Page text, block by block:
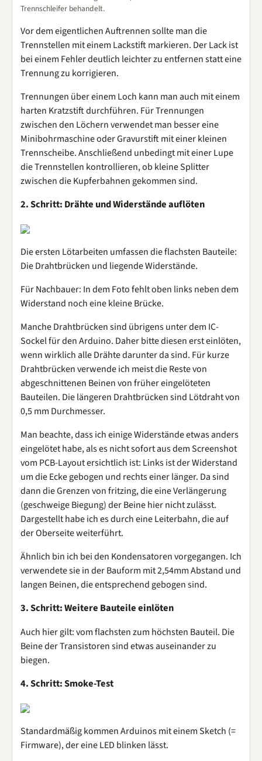
Trennschleifer behandelt.
Vor dem eigentlichen Auftrennen sollte man die
Trennstellen mit einem Lackstift markieren. Der Lack ist
bei einem Fehler deutlich leichter zu entfernen statt eine
Trennung zu korrigieren.
Trennungen über einem Loch kann man auch mit einem
harten Kratzstift durchführen. Für Trennungen
zwischen den Löchern verwendet man besser eine
Minibohrmaschine oder Gravurstift mit einer kleinen
Trennscheibe. Anschließend unbedingt mit einer Lupe
die Trennstellen kontrollieren, ob kleine Splitter
zwischen die Kupferbahnen gekommen sind.
2. Schritt: Drähte und Widerstände auflöten
Die ersten Lötarbeiten umfassen die flachsten Bauteile:
Die Drahtbrücken und liegende Widerstände.
Für Nachbauer: In dem Foto fehlt oben links neben dem
Widerstand noch eine kleine Brücke.
Manche Drahtbrücken sind übrigens unter dem IC-
Sockel für den Arduino. Daher bitte diesen erst einlöten,
wenn wirklich alle Drähte darunter da sind. Für kurze
Drahtbrücken verwende ich meist die Reste von
abgeschnittenen Beinen von früher eingelöteten
Bauteilen. Die längeren Drahtbrücken sind Lötdraht von
0,5 mm Durchmesser.
Man beachte, dass ich einige Widerstände etwas anders
eingelötet habe, als es nicht sofort aus dem Screenshot
vom PCB-Layout ersichtlich ist: Links ist der Widerstand
um die Ecke gebogen und rechts einer länger. Da sind
dann die Grenzen von fritzing, die eine Verlängerung
(geschweige Biegung) der Beine hier nicht zulässt.
Dargestellt habe ich es durch eine Leiterbahn, die auf
der Oberseite weiterführt.
Ähnlich bin ich bei den Kondensatoren vorgegangen. Ich
verwendete sie in der Bauform mit 2,54mm Abstand und
langen Beinen, die entsprechend gebogen sind.
3. Schritt: Weitere Bauteile einlöten
Auch hier gilt: vom flachsten zum höchsten Bauteil. Die
Beine der Transistoren sind etwas auseinander zu
biegen.
4. Schritt: Smoke-Test
Standardmäßig kommen Arduinos mit einem Sketch (=
Firmware), der eine LED blinken lässt.